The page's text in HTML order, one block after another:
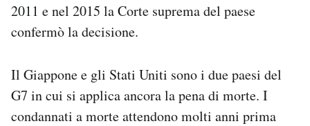
2011 e nel 2015 la Corte suprema del paese
confermò la decisione.
Il Giappone e gli Stati Uniti sono i due paesi del
G7 in cui si applica ancora la pena di morte. I
condannati a morte attendono molti anni prima